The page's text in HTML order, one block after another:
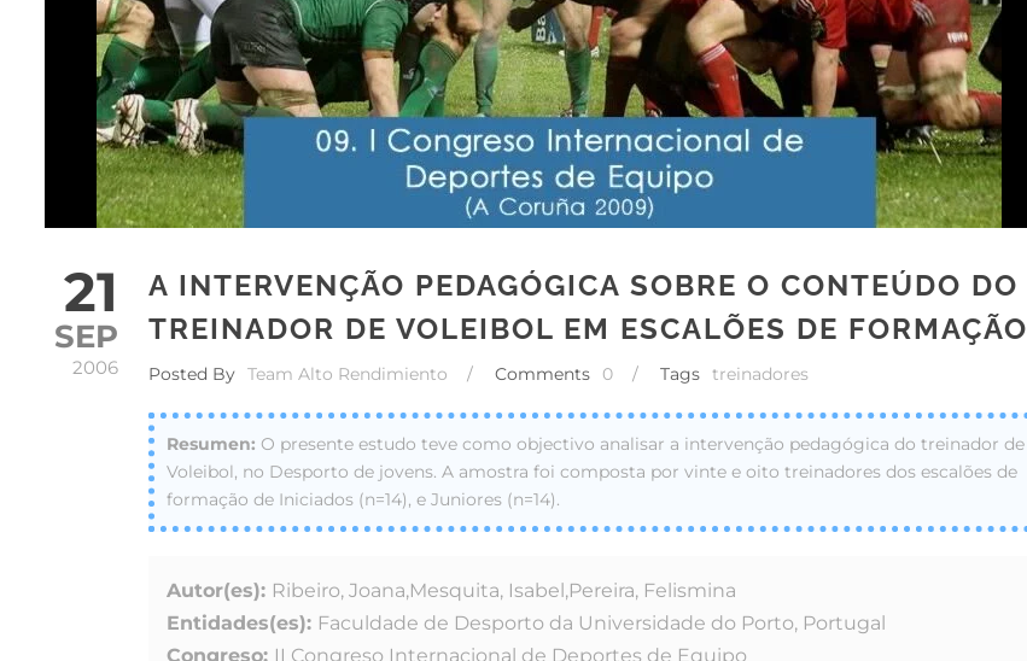
21
SEP
2006
A INTERVENÇÃO PEDAGÓGICA SOBRE O CONTEÚDO DO
TREINADOR DE VOLEIBOL EM ESCALÕES DE FORMAÇÃO
Posted By Team Alto Rendimiento / Comments 0 / Tags treinadores
O presente estudo teve como objectivo analisar a intervenção pedagógica do treinador de
Voleibol, no Desporto de jovens. A amostra foi composta por vinte e oito treinadores dos escalões de
formação de Iniciados (n=14), e Juniores (n=14).
Autor(es): Ribeiro, Joana,Mesquita, Isabel,Pereira, Felismina
Entidades(es): Faculdade de Desporto da Universidade do Porto, Portugal
Congreso: II Congreso Internacional de Deportes de Equipo